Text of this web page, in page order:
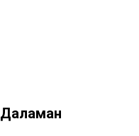
Даламан